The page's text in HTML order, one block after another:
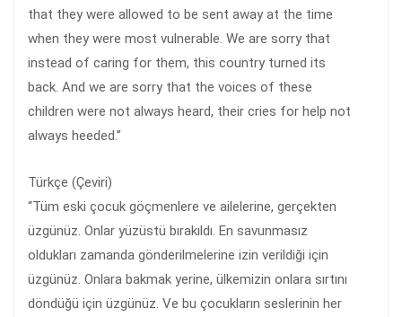
that they were allowed to be sent away at the time
when they were most vulnerable. We are sorry that
instead of caring for them, this country turned its
back. And we are sorry that the voices of these
children were not always heard, their cries for help not
always heeded.”
Türkçe (Çeviri)
“Tüm eski çocuk göçmenlere ve ailelerine, gerçekten
üzgünüz. Onlar yüzüstü bırakıldı. En savunmasız
oldukları zamanda gönderilmelerine izin verildiği için
üzgünüz. Onlara bakmak yerine, ülkemizin onlara sırtını
döndüğü için üzgünüz. Ve bu çocukların seslerinin her